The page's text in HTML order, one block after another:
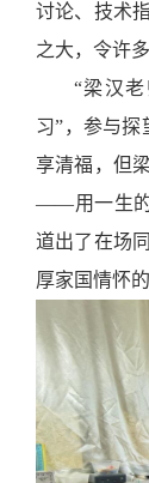
讨论、技术
之大，令许
“梁汉
习”，参与探
享清福，但
——用一生的
道出了在场
厚家国情怀